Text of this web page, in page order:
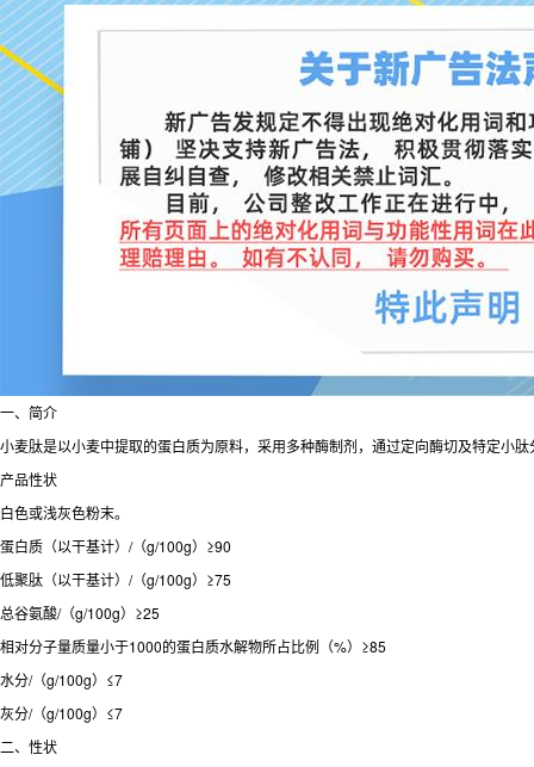
一、简介
小麦肽是以小麦中提取的蛋白质为原料，采用多种酶制剂，通过定向酶切及特定小
产品性状
白色或浅灰色粉末。
蛋白质（以干基计）/（g/100g）≥90
低聚肽（以干基计）/（g/100g）≥75
总谷氨酸/（g/100g）≥25
相对分子量质量小于1000的蛋白质水解物所占比例（%）≥85
水分/（g/100g）≤7
灰分/（g/100g）≤7
二、性状